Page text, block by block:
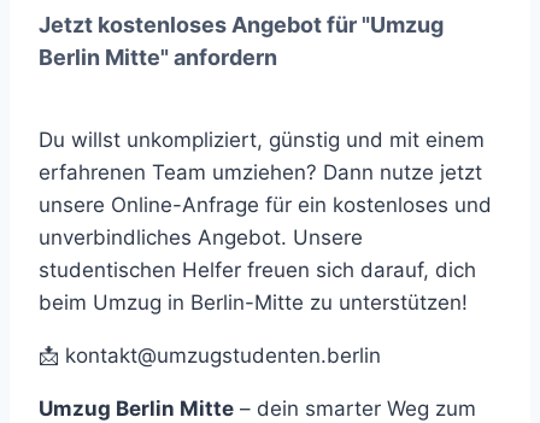
Jetzt kostenloses Angebot für "Umzug
Berlin Mitte" anfordern
Du willst unkompliziert, günstig und mit einem
erfahrenen Team umziehen? Dann nutze jetzt
unsere Online-Anfrage für ein kostenloses und
unverbindliches Angebot. Unsere
studentischen Helfer freuen sich darauf, dich
beim Umzug in Berlin-Mitte zu unterstützen!
📩 kontakt@umzugstudenten.berlin
Umzug Berlin Mitte – dein smarter Weg zum